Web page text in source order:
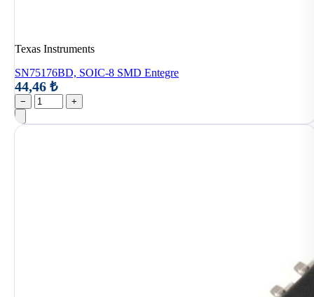
Texas Instruments
SN75176BD, SOIC-8 SMD Entegre
44,46 ₺
− +